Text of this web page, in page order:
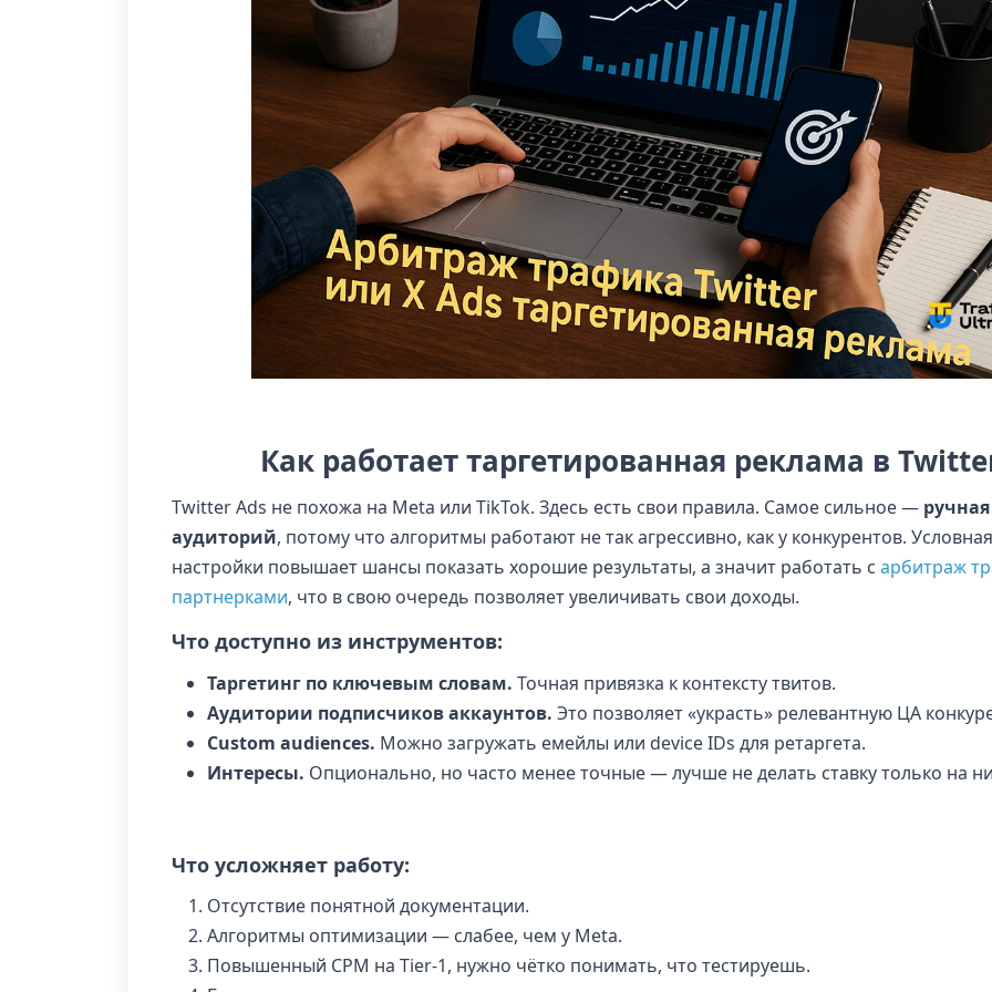
Как работает таргетированная реклама в
Twitter Ads не похожа на Meta или TikTok. Здесь есть свои правила. Самое сильное —
аудиторий, потому что алгоритмы работают не так агрессивно, как у конкурентов.
настройки повышает шансы показать хорошие результаты, а значит работать с арбитраж
партнерками, что в свою очередь позволяет увеличивать свои доходы.
Что доступно из инструментов:
Таргетинг по ключевым словам. Точная привязка к контексту твитов.
Аудитории подписчиков аккаунтов. Это позволяет «украсть» релевантную ЦА
Custom audiences. Можно загружать емейлы или device IDs для ретаргета.
Интересы. Опционально, но часто менее точные — лучше не делать ставку только на
Что усложняет работу:
Отсутствие понятной документации.
Алгоритмы оптимизации — слабее, чем у Meta.
Повышенный CPM на Tier-1, нужно чётко понимать, что тестируешь.